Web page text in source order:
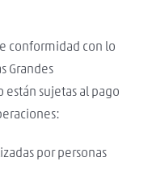
conformidad con lo
Grandes
están sujetas al pago
por personas